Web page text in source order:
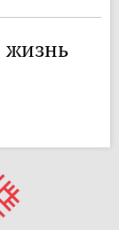
жизнь